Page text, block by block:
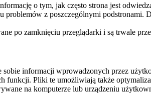
o tym, jak często strona jest
z poszczególnymi podstronami.
po zamknięciu przeglądarki i są trwale
informacji wprowadzonych przez
funkcji. Pliki te umożliwiają także
na komputerze lub urządzeniu